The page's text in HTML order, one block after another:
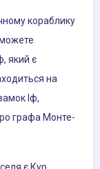
кораблику
який є
на
Іф,
графа Монте-